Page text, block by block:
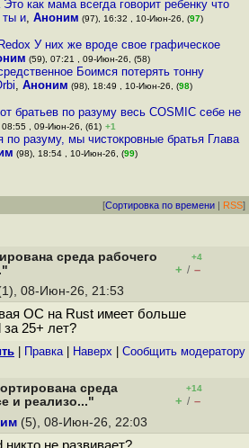
как мама всегда говорит ребенку что
ты и,Аноним (97), 16:32 , 10-Июн-26, (97)
У них же вроде свое графическое
(59), 07:21 , 09-Июн-26, (58)
Боимся потерять тонну
, Аноним (98), 18:49 , 10-Июн-26, (98)
братьев по разуму весь COSMIC себе не
08:55 , 09-Июн-26, (61) +1
по разуму, мы чистокровные братья Глава
(98), 18:54 , 10-Июн-26, (99)
[Сортировка по времени | RSS]
среда рабочего
+4
+ / –
08-Июн-26, 21:53
ОС на Rust имеет больше
за 25+ лет?
Правка| Наверх Cообщить модератору
среда
и реализо..."
+14
+ / –
(5), 08-Июн-26, 22:03